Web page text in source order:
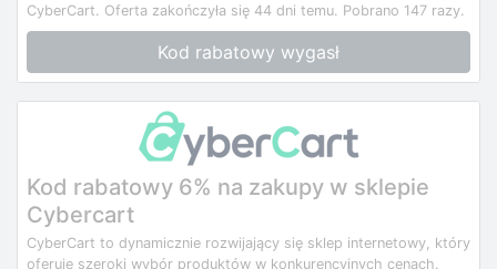
CyberCart. Oferta zakończyła się 44 dni temu. Pobrano 147 razy.
Kod rabatowy wygasł
Kod rabatowy 6% na zakupy w sklepie
Cybercart
CyberCart to dynamicznie rozwijający się sklep internetowy, który
oferuje szeroki wybór produktów w konkurencyjnych cenach.